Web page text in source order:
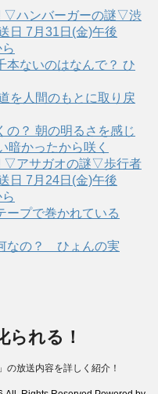
▽ハンバーガーの謎▽渋
日 7月31日(金)午後
本ないのはなんで？ ひ
を人間のもとに取り戻
の？ 朝の明るさを感じ
暗かったから咲く
▽アサガオの謎▽歩行者
日 7月24日(金)午後
ープで巻かれている
なの？ ひょんの実
られる！
の放送内容を詳しく紹介！